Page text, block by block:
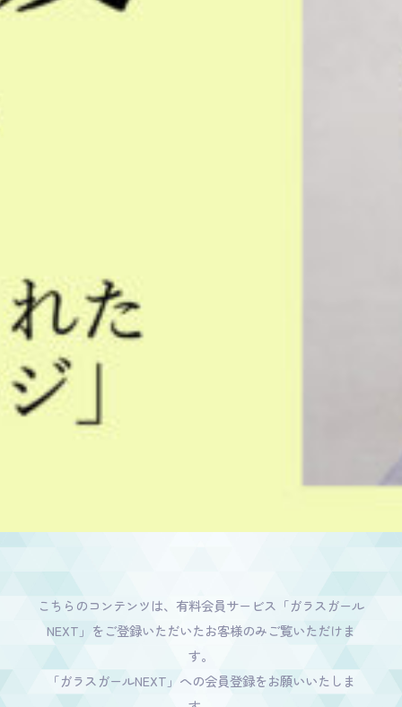
こちらのコンテンツは、有料会員サービス「ガラスガール
NEXT」をご登録いただいたお客様のみご覧いただけま
す。
「ガラスガールNEXT」への会員登録をお願いいたしま